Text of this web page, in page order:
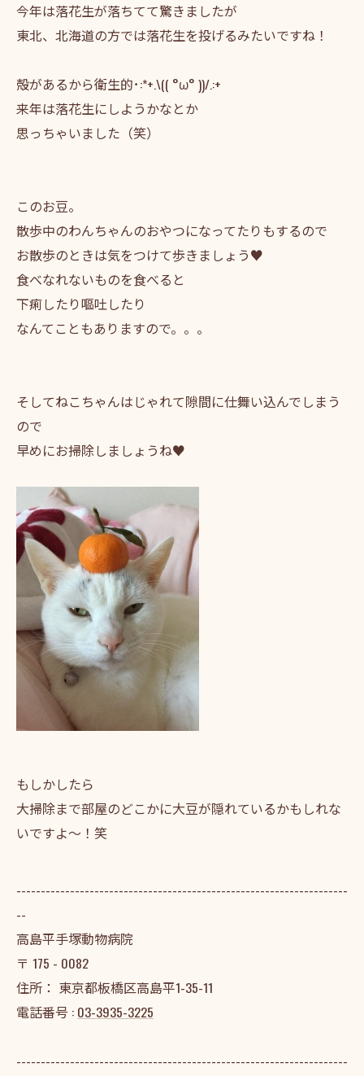
今年は落花生が落ちてて驚きましたが
東北、北海道の方では落花生を投げるみたいですね！
殻があるから衛生的･:*+.\(( °ω° ))/.:+
来年は落花生にしようかなとか
思っちゃいました（笑）
このお豆。
散歩中のわんちゃんのおやつになってたりもするので
お散歩のときは気をつけて歩きましょう♥
食べなれないものを食べると
下痢したり嘔吐したり
なんてこともありますので。。。
そしてねこちゃんはじゃれて隙間に仕舞い込んでしまう
ので
早めにお掃除しましょうね♥
もしかしたら
大掃除まで部屋のどこかに大豆が隠れているかもしれな
いですよ〜！笑
--------------------------------------------------------------------
--
高島平手塚動物病院
〒 175 - 0082
住所： 東京都板橋区高島平1-35-11
電話番号 : 03-3935-3225
--------------------------------------------------------------------